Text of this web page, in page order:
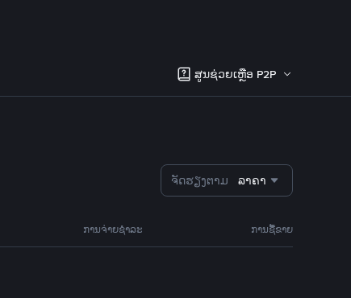
ສູນຊ່ວຍເຫຼືອ P2P
ຈັດຮຽງຕາມ ລາຄາ
ການຈ່າຍຊຳລະ ການຊື້ຂາຍ